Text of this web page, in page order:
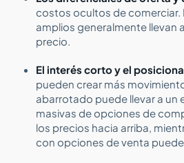
costos ocultos de comerciar.
amplios generalmente llevan
precio.
El interés corto y el
pueden crear más
abarrotado puede llevar a un
masivas de opciones de
los precios hacia arriba,
con opciones de venta